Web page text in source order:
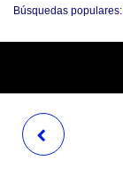
Búsquedas populares: